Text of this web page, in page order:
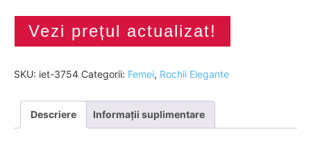
Vezi prețul actualizat!
SKU: iet-3754 Categorii: Femei, Rochii Elegante
Descriere Informații suplimentare